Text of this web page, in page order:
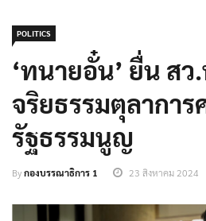
POLITICS
‘ทนายอั๋น’ ยื่น ส
จริยธรรมตุลาการ
รัฐธรรมนูญ
Byกองบรรณาธิการ 1 23 สิงหาคม 2024